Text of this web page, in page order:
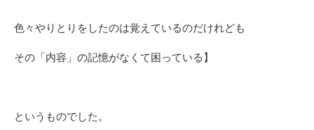
色々やりとりをしたのは覚えているのだけれども
その「内容」の記憶がなくて困っている】
というものでした。